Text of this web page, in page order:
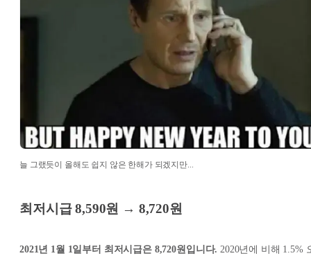
늘 그랬듯이 올해도 쉽지 않은 한해가 되겠지만...
최저시급 8,590원 → 8,720원
2021년 1월 1일부터 최저시급은 8,720원입니다. 2020년에 비해 1.5%